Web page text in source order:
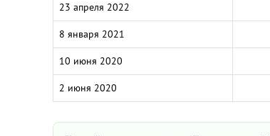
23 апреля 2022
8 января 2021
10 июня 2020
2 июня 2020